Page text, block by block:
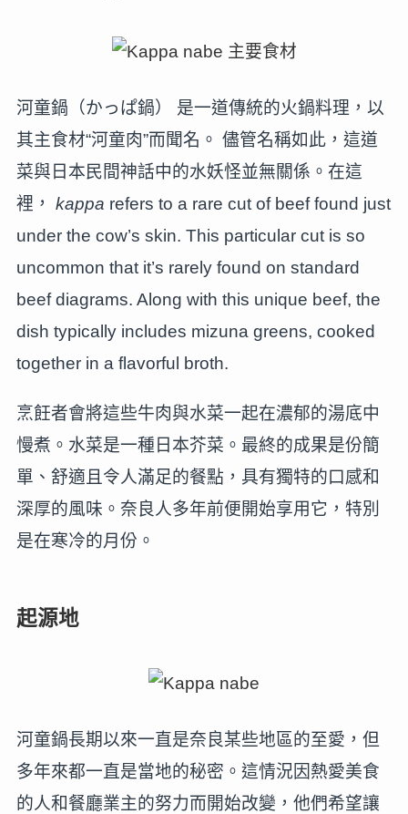
河童鍋（かっぱ鍋） 是一道傳統的火鍋料理，以
其主食材“河童肉”而聞名。 儘管名稱如此，這道
菜與日本民間神話中的水妖怪並無關係。在這
裡， kappa refers to a rare cut of beef found just
under the cow’s skin. This particular cut is so
uncommon that it’s rarely found on standard
beef diagrams. Along with this unique beef, the
dish typically includes mizuna greens, cooked
together in a flavorful broth.
烹飪者會將這些牛肉與水菜一起在濃郁的湯底中
慢煮。水菜是一種日本芥菜。最終的成果是份簡
單、舒適且令人滿足的餐點，具有獨特的口感和
深厚的風味。奈良人多年前便開始享用它，特別
是在寒冷的月份。
起源地
河童鍋長期以來一直是奈良某些地區的至愛，但
多年來都一直是當地的秘密。這情況因熱愛美食
的人和餐廳業主的努力而開始改變，他們希望讓